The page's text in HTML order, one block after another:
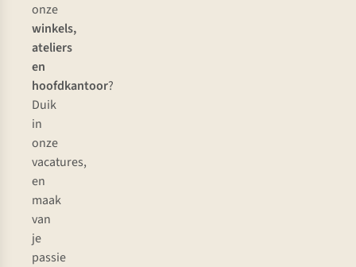
onze
winkels,
ateliers
en
hoofdkantoor?
Duik
in
onze
vacatures,
en
maak
van
je
passie